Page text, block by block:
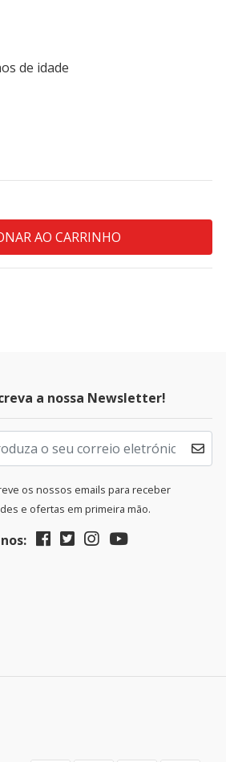
de idade
a nossa Newsletter!
os nossos emails para receber
e ofertas em primeira mão.